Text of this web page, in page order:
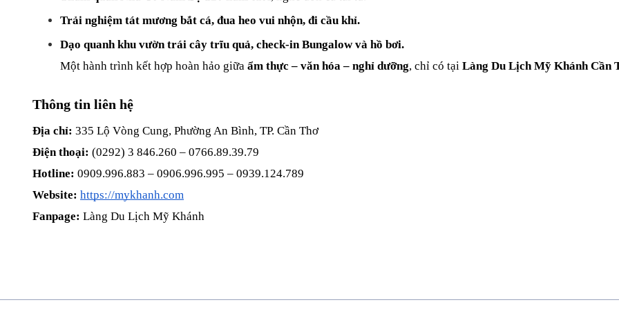
Trải nghiệm tát mương bắt cá, đua heo vui nhộn, đi cầu khỉ.
Dạo quanh khu vườn trái cây trĩu quả, check-in Bungalow và hồ bơi.
Một hành trình kết hợp hoàn hảo giữa ẩm thực – văn hóa – nghỉ dưỡng, chỉ có tại Làng Du Lịch Mỹ Khánh Cần
Thông tin liên hệ
Địa chỉ: 335 Lộ Vòng Cung, Phường An Bình, TP. Cần Thơ
Điện thoại: (0292) 3 846.260 – 0766.89.39.79
Hotline: 0909.996.883 – 0906.996.995 – 0939.124.789
Website: https://mykhanh.com
Fanpage: Làng Du Lịch Mỹ Khánh